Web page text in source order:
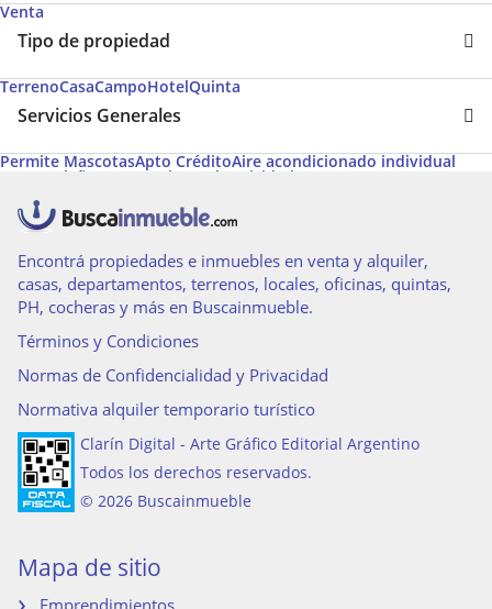
Venta
Tipo de propiedad
TerrenoCasaCampoHotelQuinta
Servicios Generales
Permite MascotasApto CréditoAire acondicionado individual
Hogar a leña Agua corriente Electricidad
Encontrá propiedades e inmuebles en venta y alquiler,
casas, departamentos, terrenos, locales, oficinas, quintas,
PH, cocheras y más en Buscainmueble.
Términos y Condiciones
Normas de Confidencialidad y Privacidad
Normativa alquiler temporario turístico
Clarín Digital - Arte Gráfico Editorial Argentino
Todos los derechos reservados.
© 2026 Buscainmueble
Mapa de sitio
Emprendimientos